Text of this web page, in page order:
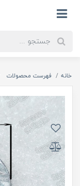
خانه فهرست محصولات